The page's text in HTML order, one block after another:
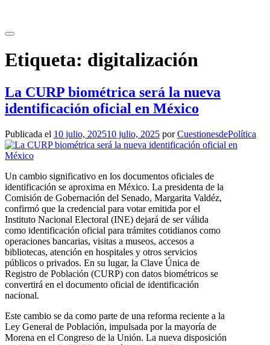
contenido
Etiqueta: digitalización
La CURP biométrica será la nueva
identificación oficial en México
Publicada el 10 julio, 202510 julio, 2025 porCuestionesdePolítica
Un cambio significativo en los documentos oficiales de
identificación se aproxima en México. La presidenta de la
Comisión de Gobernación del Senado, Margarita Valdéz,
confirmó que la credencial para votar emitida por el
Instituto Nacional Electoral (INE) dejará de ser válida
como identificación oficial para trámites cotidianos como
operaciones bancarias, visitas a museos, accesos a
bibliotecas, atención en hospitales y otros servicios
públicos o privados. En su lugar, la Clave Única de
Registro de Población (CURP) con datos biométricos se
convertirá en el documento oficial de identificación
nacional.
Este cambio se da como parte de una reforma reciente a la
Ley General de Población, impulsada por la mayoría de
Morena en el Congreso de la Unión. La nueva disposición